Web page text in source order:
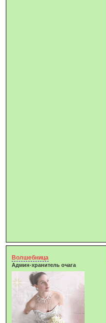
Волшебница
Админ-хранитель очага